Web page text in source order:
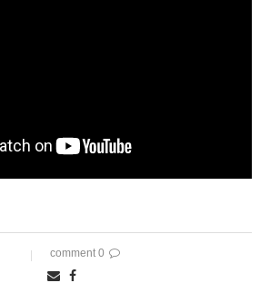
0 comment